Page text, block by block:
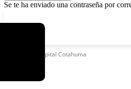
Se te ha enviado una contraseña por
Hospital Cotahuma